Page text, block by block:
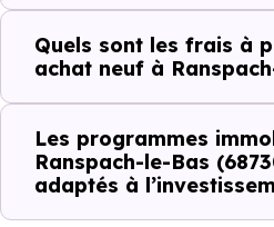
C'est souvent la première
prix à connaître pour un achat
Bas (68730) :
Quels sont les frais à
achat neuf à
Les programmes
Ranspach-le-Bas
adaptés à